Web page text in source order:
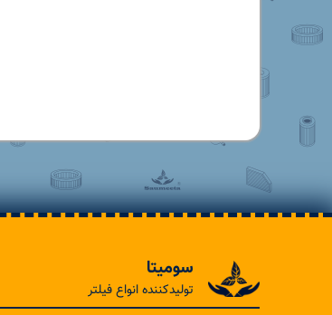
سومیتا
تولیدکننده انواع فیلتر